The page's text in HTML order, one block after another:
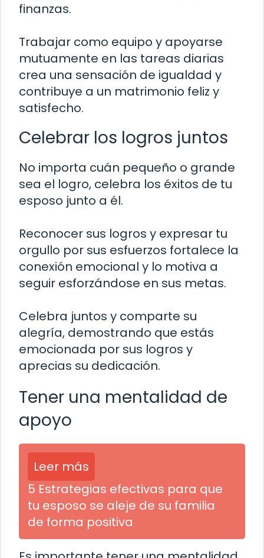
finanzas.
Trabajar como equipo y apoyarse
mutuamente en las tareas diarias
crea una sensación de igualdad y
contribuye a un matrimonio feliz y
satisfecho.
Celebrar los logros juntos
No importa cuán pequeño o grande
sea el logro, celebra los éxitos de tu
esposo junto a él.
Reconocer sus logros y expresar tu
orgullo por sus esfuerzos fortalece la
conexión emocional y lo motiva a
seguir esforzándose en sus metas.
Celebra juntos y comparte su
alegría, demostrando que estás
emocionada por sus logros y
aprecias su dedicación.
Tener una mentalidad de
apoyo
Leer más
5 Estrategias efectivas para que
tu esposo se aleje de su familia
de forma positiva